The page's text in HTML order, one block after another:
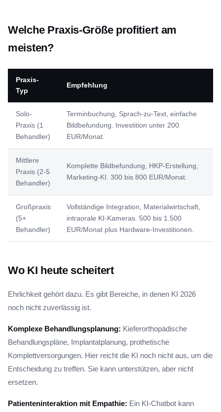
Welche Praxis-Größe profitiert am
meisten?
Praxis-
Typ
Empfehlung
Solo-
Praxis (1
Behandler)
Terminbuchung, Sprach-zu-Text, einfache
Bildbefundung. Investition unter 200
EUR/Monat.
Mittlere
Praxis (2-5
Behandler)
Komplette Bildbefundung, HKP-Erstellung,
Marketing-KI. 300 bis 800 EUR/Monat.
Großpraxis
(5+
Behandler)
Vollständige Integration, Materialwirtschaft,
intraorale KI-Kameras. 500 bis 1.500
EUR/Monat plus Hardware-Investitionen.
Wo KI heute scheitert
Ehrlichkeit gehört dazu. Es gibt Bereiche, in denen KI 2026
noch nicht zuverlässig ist.
Komplexe Behandlungsplanung: Kieferorthopädische
Behandlungspläne, Implantatplanung, prothetische
Komplettversorgungen. Hier reicht die KI noch nicht aus, um die
Entscheidung zu treffen. Sie kann unterstützen, aber nicht
ersetzen.
Patienteninteraktion mit Empathie: Ein KI-Chatbot kann